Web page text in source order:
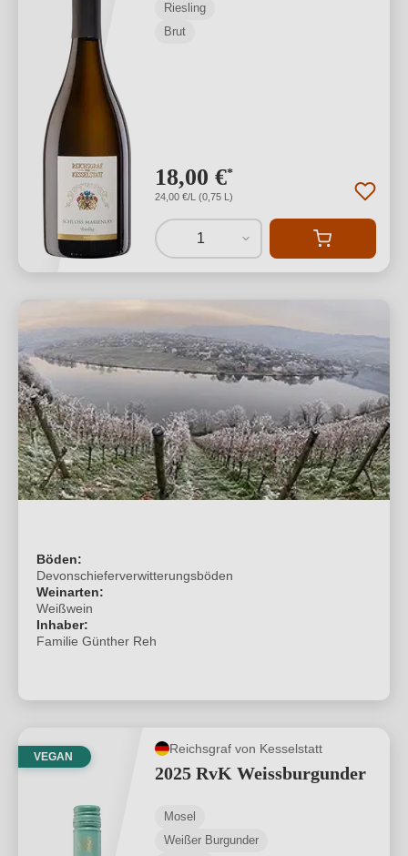
Riesling
Brut
18,00 €*
24,00 €/L (0,75 L)
1
Böden:
Devonschieferverwitterungsböden
Weinarten:
Weißwein
Inhaber:
Familie Günther Reh
VEGAN
Reichsgraf von Kesselstatt
2025 RvK Weissburgunder
Mosel
Weißer Burgunder